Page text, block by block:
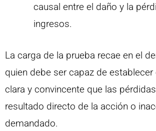
causal entre el daño y la
ingresos.
La carga de la prueba recae en el
quien debe ser capaz de establecer
clara y convincente que las
resultado directo de la acción o
demandado.